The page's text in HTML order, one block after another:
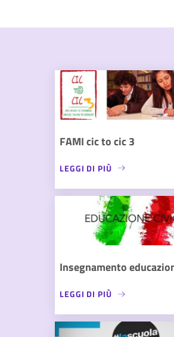
FAMI cic to cic 3
LEGGI DI PIÙ
Insegnamento
LEGGI DI PIÙ